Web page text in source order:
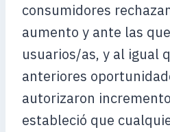
consumidores
aumento y ante las
usuarios/as, y al igual
anteriores
autorizaron
estableció que